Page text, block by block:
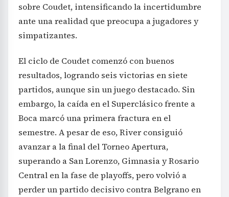
sobre Coudet, intensificando la incertidumbre
ante una realidad que preocupa a jugadores y
simpatizantes.
El ciclo de Coudet comenzó con buenos
resultados, logrando seis victorias en siete
partidos, aunque sin un juego destacado. Sin
embargo, la caída en el Superclásico frente a
Boca marcó una primera fractura en el
semestre. A pesar de eso, River consiguió
avanzar a la final del Torneo Apertura,
superando a San Lorenzo, Gimnasia y Rosario
Central en la fase de playoffs, pero volvió a
perder un partido decisivo contra Belgrano en